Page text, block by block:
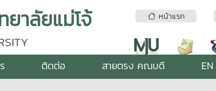
หน้าแรก
าลัยแม่โจ้
ติดต่อ สายตรง คณบดี EN